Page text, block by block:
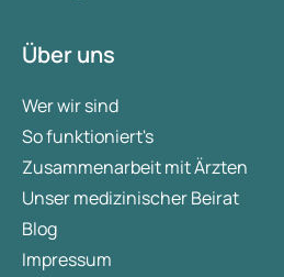
Über uns
Wer wir sind
So funktioniert's
Zusammenarbeit mit Ärzten
Unser medizinischer Beirat
Blog
Impressum